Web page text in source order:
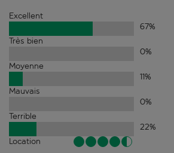
Excellent
67%
Très bien
0%
Moyenne
11%
Mauvais
0%
Terrible
22%
Location